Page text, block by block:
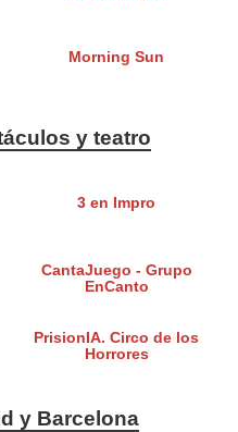
Morning Sun
y teatro
3 en Impro
CantaJuego - Grupo
EnCanto
PrisionIA. Circo de los
Horrores
y Barcelona